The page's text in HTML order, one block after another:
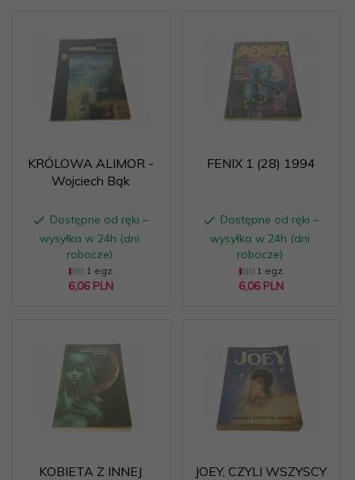
KRÓLOWA ALIMOR -
Wojciech Bąk
Dostępne od ręki –
wysyłka w 24h (dni
robocze)
1 egz.
6,06 PLN
FENIX 1 (28) 1994
Dostępne od ręki –
wysyłka w 24h (dni
robocze)
1 egz.
6,06 PLN
KOBIETA Z INNEJ
JOEY, CZYLI WSZYSCY